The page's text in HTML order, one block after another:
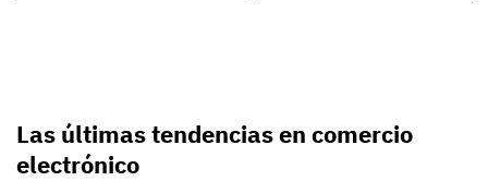
Las últimas tendencias en comercio
electrónico